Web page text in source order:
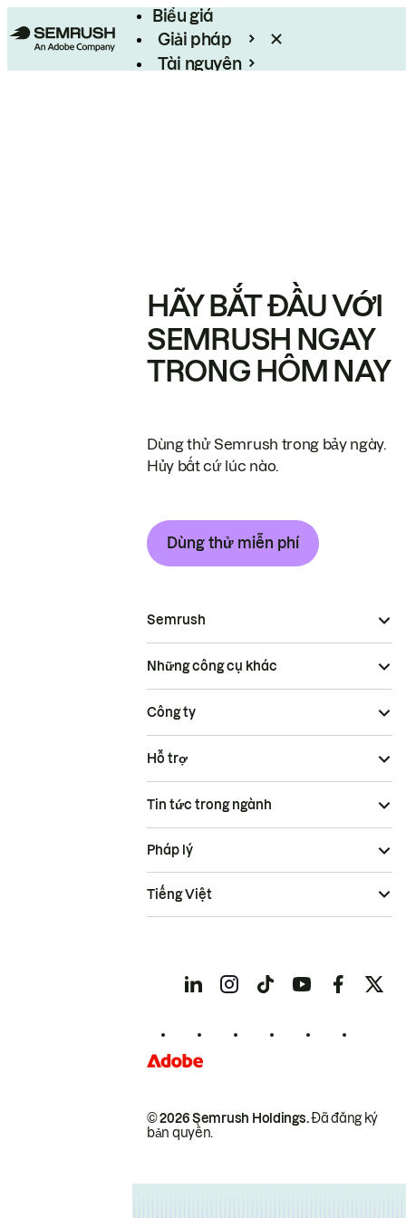
Biểu giá
Giải pháp
Tài nguyên
HÃY BẮT ĐẦU VỚI
SEMRUSH NGAY
TRONG HÔM NAY
Dùng thử Semrush trong bảy ngày.
Hủy bất cứ lúc nào.
Dùng thử miễn phí
Semrush
Những công cụ khác
Công ty
Hỗ trợ
Tin tức trong ngành
© 2026 Semrush Holdings.Đã đăng ký
bản quyền.
Pháp lý
Tiếng Việt